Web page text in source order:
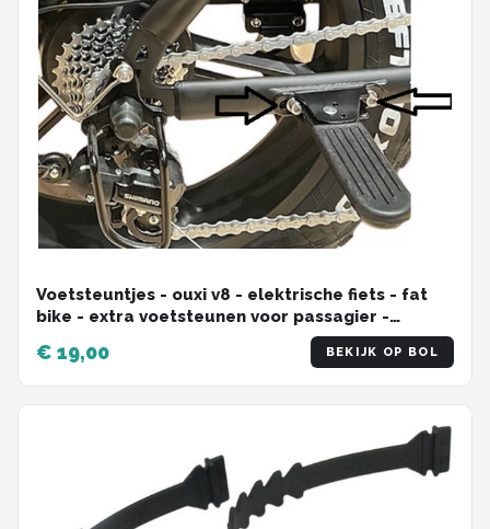
Voetsteuntjes - ouxi v8 - elektrische fiets - fat
bike - extra voetsteunen voor passagier -
€ 19,00 BEKIJK OP BOL